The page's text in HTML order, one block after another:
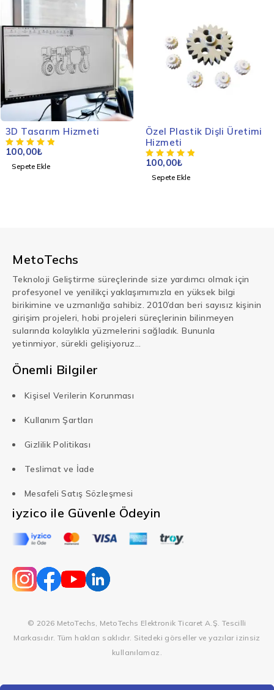
3D Tasarım Hizmeti
100,00₺
Sepete Ekle
Özel Plastik Dişli Üretimi
Hizmeti
100,00₺
Sepete Ekle
MetoTechs
Teknoloji Geliştirme süreçlerinde size yardımcı olmak için
profesyonel ve yenilikçi yaklaşımımızla en yüksek bilgi
birikimine ve uzmanlığa sahibiz. 2010’dan beri sayısız kişinin
girişim projeleri, hobi projeleri süreçlerinin bilinmeyen
sularında kolaylıkla yüzmelerini sağladık. Bununla
yetinmiyor, sürekli gelişiyoruz…
Önemli Bilgiler
Kişisel Verilerin Korunması
Kullanım Şartları
Gizlilik Politikası
Teslimat ve İade
Mesafeli Satış Sözleşmesi
iyzico ile Güvenle Ödeyin
© 2026 MetoTechs, MetoTechs Elektronik Ticaret A.Ş. Tescilli
Markasıdır. Tüm hakları saklıdır. Sitedeki görseller ve yazılar izinsiz
kullanılamaz.